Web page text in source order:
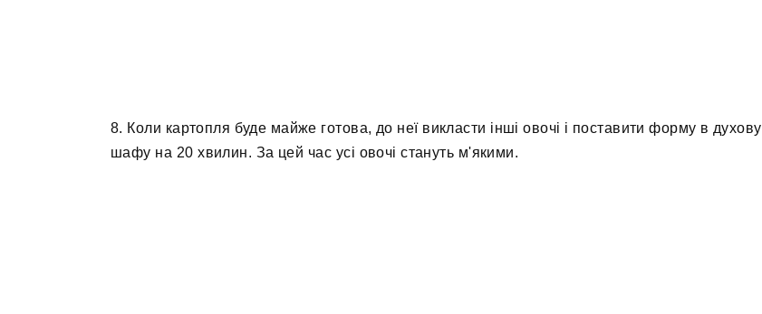
8. Коли картопля буде майже готова, до неї викласти інші овочі і поставити форму в духову
шафу на 20 хвилин. За цей час усі овочі стануть м'якими.